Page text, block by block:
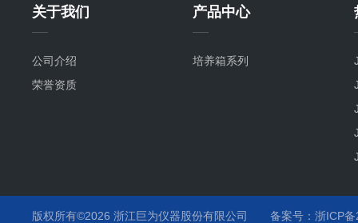
关于我们
公司介绍
荣誉资质
产品中心
培养箱系列
版权所有©2026 浙江巨为仪器股份有限公司 备案号：浙ICP